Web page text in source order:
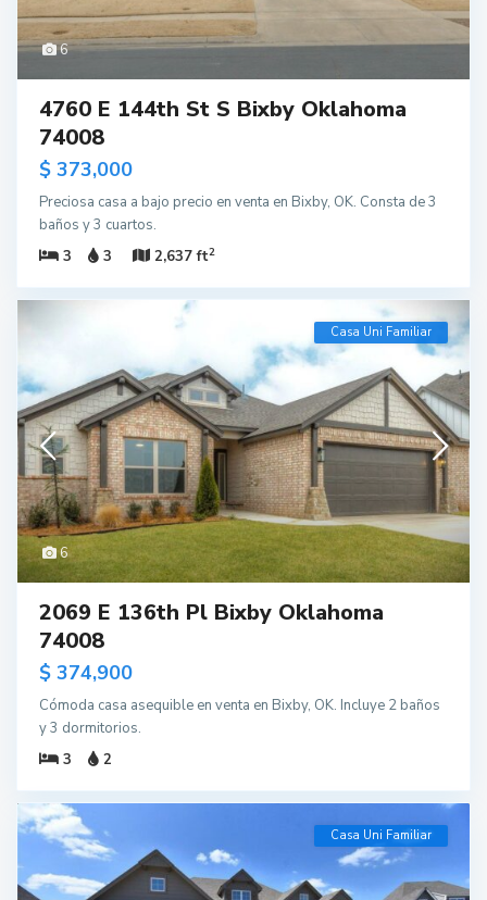
6
4760 E 144th St S Bixby Oklahoma
74008
$ 373,000
Preciosa casa a bajo precio en venta en Bixby, OK. Consta de 3
baños y 3 cuartos.
3
3 2,637 ft2
6
Casa Uni Familiar
2069 E 136th Pl Bixby Oklahoma
74008
$ 374,900
Cómoda casa asequible en venta en Bixby, OK. Incluye 2 baños
y 3 dormitorios.
3
2
Casa Uni Familiar